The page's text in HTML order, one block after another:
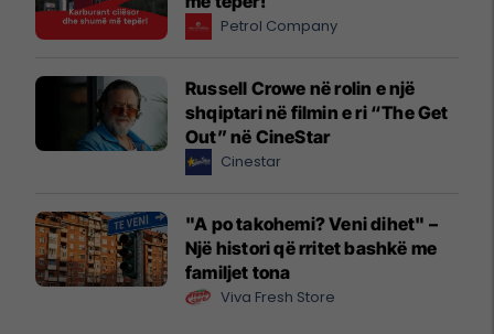
Petrol Company
Russell Crowe në rolin e një
shqiptari në filmin e ri “The Get
Out” në CineStar
Cinestar
"A po takohemi? Veni dihet" –
Një histori që rritet bashkë me
familjet tona
Viva Fresh Store